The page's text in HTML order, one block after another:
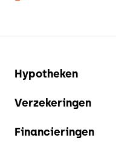
Hypotheken
Verzekeringen
Financieringen